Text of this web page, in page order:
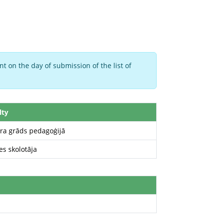
on the day of submission of the list of
grāds pedagoģijā
skolotāja